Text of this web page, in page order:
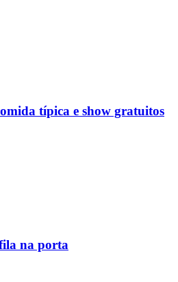
típica e show gratuitos
na porta